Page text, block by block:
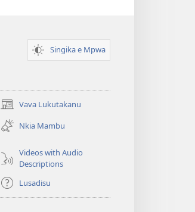
Singika e Mpwa
Vava Lukutakanu
(opens
new
window)
Nkia Mambu
Videos with Audio
Descriptions
Lusadisu